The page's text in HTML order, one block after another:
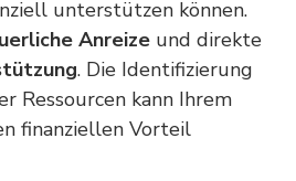
unterstützen können.
Anreize und direkte
. Die Identifizierung
Ressourcen kann Ihrem
finanziellen Vorteil